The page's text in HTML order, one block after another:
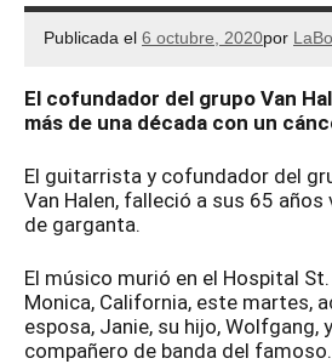
Publicada el 6 octubre, 2020por
El cofundador del grupo Van
más de una década con un
El guitarrista y cofundador del
Van Halen, falleció a sus 65
de garganta.
El músico murió en el Hospital
Monica, California, este martes,
esposa, Janie, su hijo, Wolfgang,
compañero de banda del famoso.